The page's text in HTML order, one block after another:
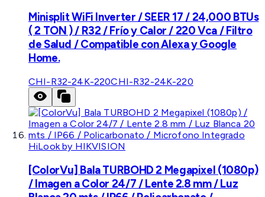
Minisplit WiFi Inverter / SEER 17 / 24,000 BTUs
( 2 TON ) / R32 / Frío y Calor / 220 Vca / Filtro
de Salud / Compatible con Alexa y Google
Home.
CHI-R32-24K-220CHI-R32-24K-220
HiLook by HIKVISION
[ColorVu] Bala TURBOHD 2 Megapixel (1080p)
/ Imagen a Color 24/7 / Lente 2.8 mm / Luz